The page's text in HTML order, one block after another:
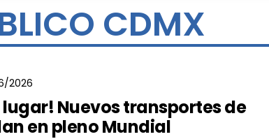
CDMX
2026
lugar! Nuevos transportes de
en pleno Mundial